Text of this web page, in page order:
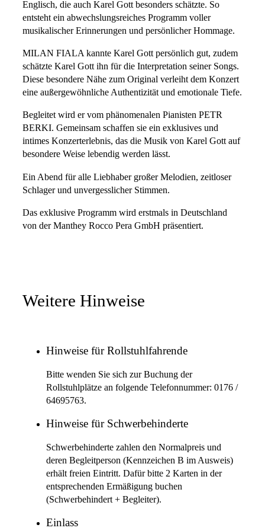
Englisch, die auch Karel Gott besonders schätzte. So
entsteht ein abwechslungsreiches Programm voller
musikalischer Erinnerungen und persönlicher Hommage.
MILAN FIALA kannte Karel Gott persönlich gut, zudem
schätzte Karel Gott ihn für die Interpretation seiner Songs.
Diese besondere Nähe zum Original verleiht dem Konzert
eine außergewöhnliche Authentizität und emotionale Tiefe.
Begleitet wird er vom phänomenalen Pianisten PETR
BERKI. Gemeinsam schaffen sie ein exklusives und
intimes Konzerterlebnis, das die Musik von Karel Gott auf
besondere Weise lebendig werden lässt.
Ein Abend für alle Liebhaber großer Melodien, zeitloser
Schlager und unvergesslicher Stimmen.
Das exklusive Programm wird erstmals in Deutschland
von der Manthey Rocco Pera GmbH präsentiert.
Weitere Hinweise
Hinweise für Rollstuhlfahrende
Bitte wenden Sie sich zur Buchung der
Rollstuhlplätze an folgende Telefonnummer: 0176 /
64695763.
Hinweise für Schwerbehinderte
Schwerbehinderte zahlen den Normalpreis und
deren Begleitperson (Kennzeichen B im Ausweis)
erhält freien Eintritt. Dafür bitte 2 Karten in der
entsprechenden Ermäßigung buchen
(Schwerbehindert + Begleiter).
Einlass